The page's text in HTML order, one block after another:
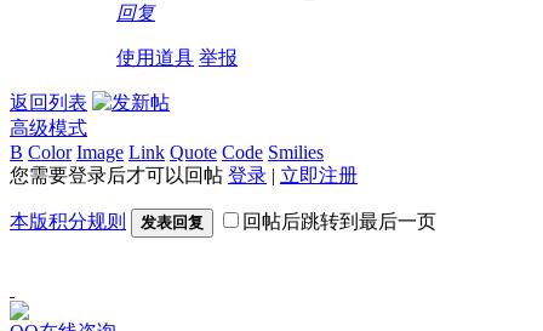
回复
使用道具 举报
返回列表
高级模式
B Color Image Link Quote Code Smilies
您需要登录后才可以回帖 登录 | 立即注册
本版积分规则 发表回复 回帖后跳转到最后一页